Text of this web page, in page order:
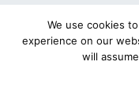
We use cookies
experience on our
will